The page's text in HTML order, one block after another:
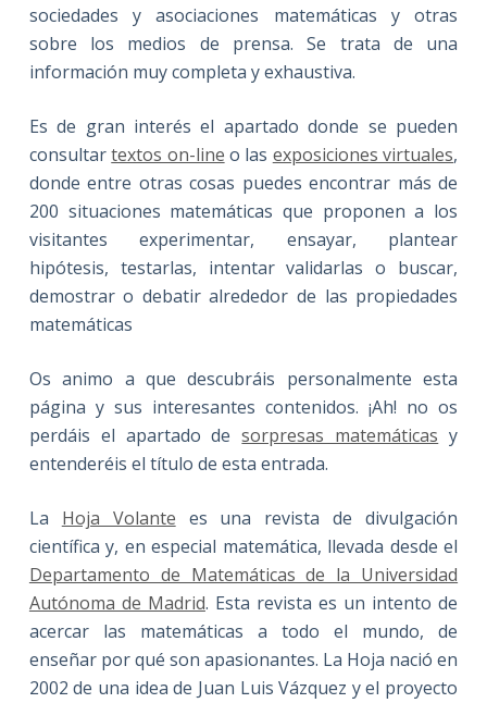
sociedades y asociaciones matemáticas y otras
sobre los medios de prensa. Se trata de una
información muy completa y exhaustiva.
Es de gran interés el apartado donde se pueden
consultartextos on-line o las exposiciones virtuales,
donde entre otras cosas puedes encontrar más de
200 situaciones matemáticas que proponen a los
visitantes experimentar, ensayar, plantear
hipótesis, testarlas, intentar validarlas o buscar,
demostrar o debatir alrededor de las propiedades
matemáticas
Os animo a que descubráis personalmente esta
página y sus interesantes contenidos. ¡Ah! no os
perdáis el apartado desorpresas matemáticas y
entenderéis el título de esta entrada.
La Hoja Volante es una revista de divulgación
científica y, en especial matemática, llevada desde el
Departamento de Matemáticas de la Universidad
Autónoma de Madrid. Esta revista es un intento de
acercar las matemáticas a todo el mundo, de
enseñar por qué son apasionantes. La Hoja nació en
2002 de una idea de Juan Luis Vázquez y el proyecto